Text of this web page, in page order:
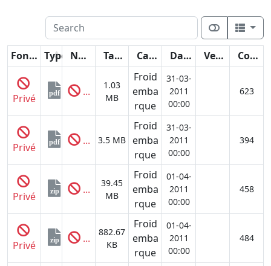
Fonctions Type Nom Taille Catégorie Date Version Compteur
Privé pdf ...
1.03
MB
Froid
emba
rque
31-03-
2011
00:00
623
Privé pdf ... 3.5 MB
Froid
emba
rque
31-03-
2011
00:00
394
Privé zip ...
39.45
MB
Froid
emba
rque
01-04-
2011
00:00
458
Privé zip ...
882.67
KB
Froid
emba
rque
01-04-
2011
00:00
484